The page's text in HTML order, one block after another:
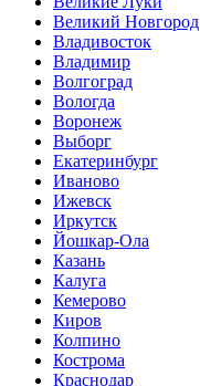
Великий Новгород
Владивосток
Владимир
Волгоград
Вологда
Воронеж
Выборг
Екатеринбург
Иваново
Ижевск
Иркутск
Йошкар-Ола
Казань
Калуга
Кемерово
Киров
Колпино
Кострома
Краснодар